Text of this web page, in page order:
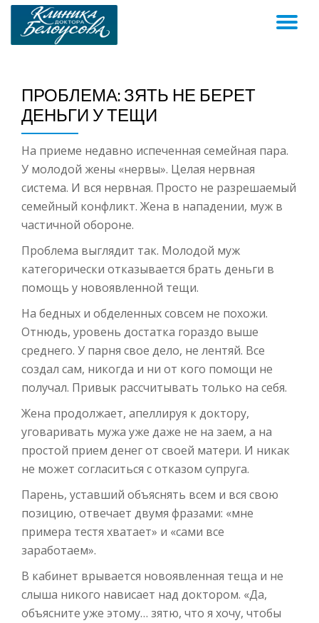
ПРОБЛЕМА: ЗЯТЬ НЕ БЕРЕТ
ДЕНЬГИ У ТЕЩИ
На приеме недавно испеченная семейная пара.
У молодой жены «нервы». Целая нервная
система. И вся нервная. Просто не разрешаемый
семейный конфликт. Жена в нападении, муж в
частичной обороне.
Проблема выглядит так. Молодой муж
категорически отказывается брать деньги в
помощь у новоявленной тещи.
На бедных и обделенных совсем не похожи.
Отнюдь, уровень достатка гораздо выше
среднего. У парня свое дело, не лентяй. Все
создал сам, никогда и ни от кого помощи не
получал. Привык рассчитывать только на себя.
Жена продолжает, апеллируя к доктору,
уговаривать мужа уже даже не на заем, а на
простой прием денег от своей матери. И никак
не может согласиться с отказом супруга.
Парень, уставший объяснять всем и вся свою
позицию, отвечает двумя фразами: «мне
примера тестя хватает» и «сами все
заработаем».
В кабинет врывается новоявленная теща и не
слыша никого нависает над доктором. «Да,
объясните уже этому… зятю, что я хочу, чтобы